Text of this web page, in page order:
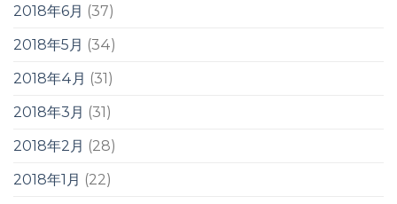
2018年6月 (37)
2018年5月 (34)
2018年4月 (31)
2018年3月 (31)
2018年2月 (28)
2018年1月 (22)